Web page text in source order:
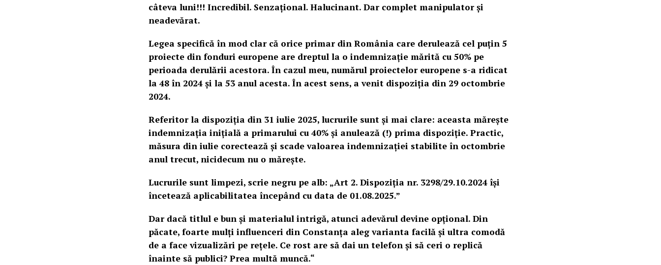
câteva luni!!! Incredibil. Senzațional. Halucinant. Dar complet manipulator și
neadevărat.
Legea specifică în mod clar că orice primar din România care derulează cel puțin 5
proiecte din fonduri europene are dreptul la o indemnizație mărită cu 50% pe
perioada derulării acestora. În cazul meu, numărul proiectelor europene s-a ridicat
la 48 în 2024 și la 53 anul acesta. În acest sens, a venit dispoziția din 29 octombrie
2024.
Referitor la dispoziția din 31 iulie 2025, lucrurile sunt și mai clare: aceasta mărește
indemnizația inițială a primarului cu 40% și anulează (!) prima dispoziție. Practic,
măsura din iulie corectează și scade valoarea indemnizației stabilite în octombrie
anul trecut, nicidecum nu o mărește.
Lucrurile sunt limpezi, scrie negru pe alb: „Art 2. Dispoziția nr. 3298/29.10.2024 își
încetează aplicabilitatea începând cu data de 01.08.2025.”
Dar dacă titlul e bun și materialul intrigă, atunci adevărul devine opțional. Din
păcate, foarte mulți influenceri din Constanța aleg varianta facilă și ultra comodă
de a face vizualizări pe rețele. Ce rost are să dai un telefon și să ceri o replică
înainte să publici? Prea multă muncă.“